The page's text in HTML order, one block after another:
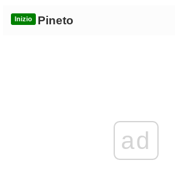
Inizio Pineto
ad